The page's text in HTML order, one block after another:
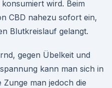
wird. Beim
CBD nahezu sofort ein,
Blutkreislauf gelangt.
gegen Übelkeit und
kann man sich in
man jedoch die